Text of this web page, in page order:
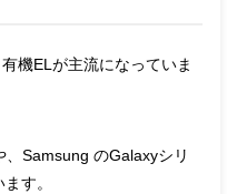
機ELが主流になっていま
、Samsung のGalaxyシリ
す。